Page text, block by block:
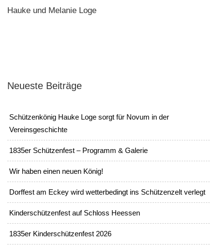
Hauke und Melanie Loge
Neueste Beiträge
Schützenkönig Hauke Loge sorgt für Novum in der
Vereinsgeschichte
1835er Schützenfest – Programm & Galerie
Wir haben einen neuen König!
Dorffest am Eckey wird wetterbedingt ins Schützenzelt verlegt
Kinderschützenfest auf Schloss Heessen
1835er Kinderschützenfest 2026